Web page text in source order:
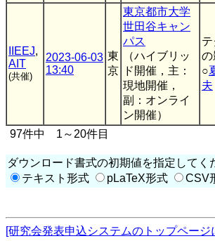
IIEEJ,
AIT
(共催)
2023-06-03
13:40
東
京
東京都市大学
世田谷キャン
パス
（ハイブリッ
ド開催，主：
現地開催，
副：オンライ
ン開催）
の
○
夫
97件中 1～20件目
ダウンロード書式の初期値を指定してく
テキスト形式
pLaTeX形式 CSV
[研究会発表申込システムのトップページ